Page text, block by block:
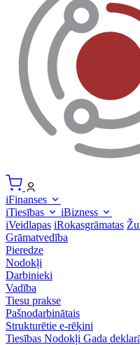
iFinanses
iTiesības
iBizness
iVeidlapas iRokasgrāmatas
Grāmatvedība
Pieredze
Nodokļi
Darbinieki
Vadība
Tiesu prakse
Pašnodarbinātais
Strukturētie e-rēķini
Tiesības Nodokļi Gada